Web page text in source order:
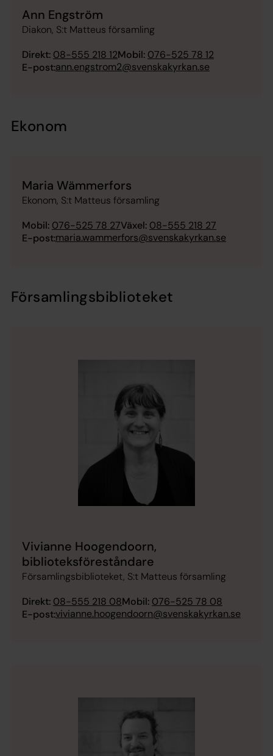
Ann Engström
Diakon, S:t Matteus församling
Direkt: 08-555 218 12Mobil: 076-525 78 12
E-post:ann.engstrom2@svenskakyrkan.se
Ekonom
Maria Wämmerfors
Ekonom, S:t Matteus församling
Mobil: 076-525 78 27Växel: 08-555 218 27
E-post:maria.wammerfors@svenskakyrkan.se
Församlingsbiblioteket
Vivianne Hoogendoorn,
biblioteksföreståndare
Församlingsbiblioteket, S:t Matteus församling
Direkt: 08-555 218 08Mobil: 076-525 78 08
E-post:vivianne.hoogendoorn@svenskakyrkan.se